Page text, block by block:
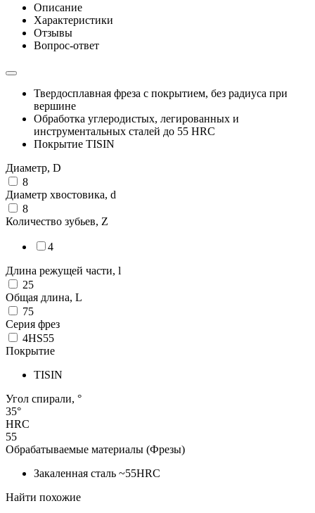
Описание
Характеристики
Отзывы
Вопрос-ответ
Твердосплавная фреза с покрытием, без радиуса при
вершине
Обработка углеродистых, легированных и
инструментальных сталей до 55 HRC
Покрытие TISIN
Диаметр, D
8
Диаметр хвостовика, d
8
Количество зубьев, Z
4
Длина режущей части, l
25
Общая длина, L
75
Серия фрез
4HS55
Покрытие
TISIN
Угол спирали, °
35°
HRC
55
Обрабатываемые материалы (Фрезы)
Закаленная сталь ~55HRC
Найти похожие